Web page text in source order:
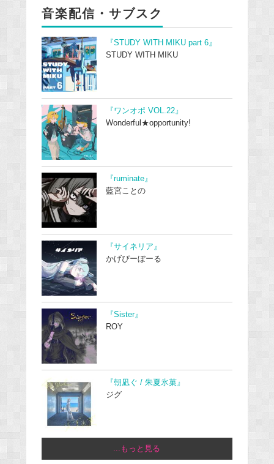
音楽配信・サブスク
『STUDY WITH MIKU part 6』
STUDY WITH MIKU
『ワンオポ VOL.22』
Wonderful★opportunity!
『ruminate』
藍宮ことの
『サイネリア』
かげぴーぼーる
『Sister』
ROY
『朝凪ぐ / 朱夏氷菓』
ジグ
...もっと見る